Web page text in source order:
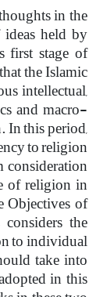
in the
held by
first stage of
the Islamic
intellectual,
and macro-
In this period,
to religion
of religion in
Objectives of
the
to individual
take into
in this